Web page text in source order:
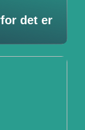
det er